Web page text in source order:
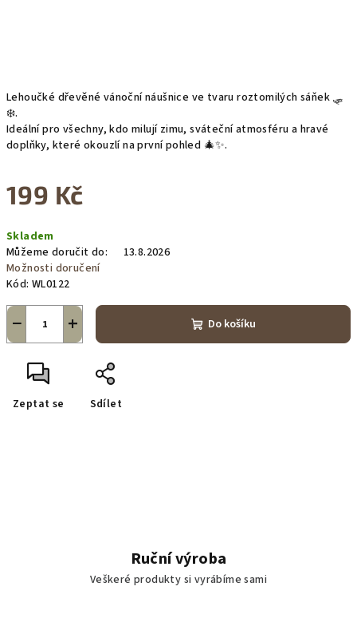
Lehoučké dřevěné vánoční náušnice ve tvaru roztomilých sáňek 🛷
❄️.
Ideální pro všechny, kdo milují zimu, sváteční atmosféru a hravé
doplňky, které okouzlí na první pohled 🎄✨.
199 Kč
cena:
Skladem
Můžeme doručit do:
13.8.2026
Možnosti doručení
Kód: WL0122
+
− Do košíku
Zeptat se Sdílet
Ruční výroba
Veškeré produkty si vyrábíme sami